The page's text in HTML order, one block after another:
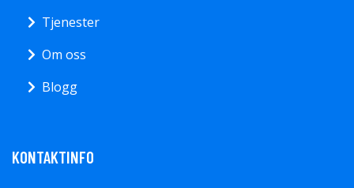
Tjenester
Om oss
Blogg
KONTAKTINFO